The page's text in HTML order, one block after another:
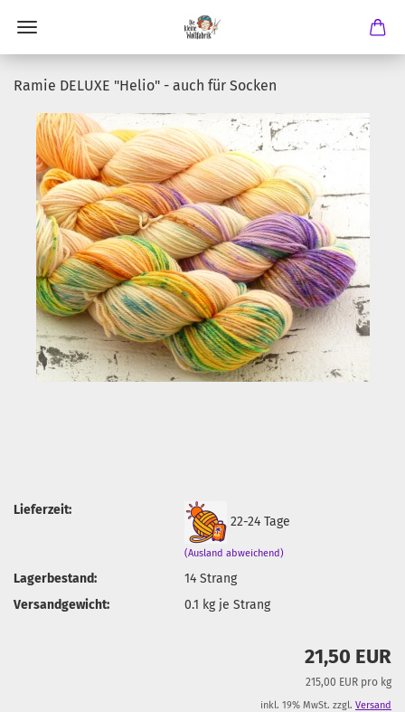
Ramie DELUXE "Helio" - auch für Socken
Lieferzeit:
22-24 Tage
(Ausland abweichend)
Lagerbestand: 14Strang
Versandgewicht:
0.1 kg je Strang
21,50 EUR
215,00 EUR pro kg
inkl. 19% MwSt. zzgl. Versand